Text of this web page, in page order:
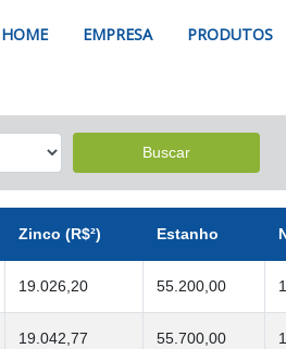
HOME EMPRESA PRODUTOS
Buscar
Zinco (R$²) Estanho
19.026,20 55.200,00
19.042,77 55.700,00